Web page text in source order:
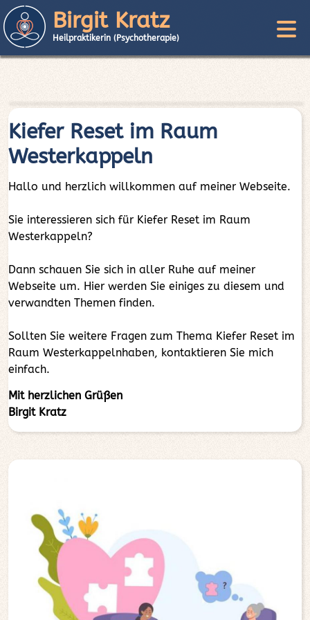
Birgit Kratz
Heilpraktikerin (Psychotherapie)
Kiefer Reset im Raum
Westerkappeln
Hallo und herzlich willkommen auf meiner Webseite.
Sie interessieren sich für Kiefer Reset im Raum
Westerkappeln?
Dann schauen Sie sich in aller Ruhe auf meiner
Webseite um. Hier werden Sie einiges zu diesem und
verwandten Themen finden.
Sollten Sie weitere Fragen zum Thema Kiefer Reset im
Raum Westerkappelnhaben, kontaktieren Sie mich
einfach.
Mit herzlichen Grüßen
Birgit Kratz